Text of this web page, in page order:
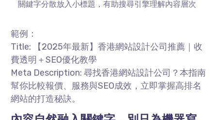
關鍵字分散放入小標題，有助搜尋引擎理解內容層次
範例：
Title:
【2025年最新】香港網站設計公司推薦｜收
費透明＋SEO優化教學
Meta Description:尋找香港網站設計公司？本指南
幫你比較報價、服務與SEO成效，立即掌握高排名
網站的打造秘訣。